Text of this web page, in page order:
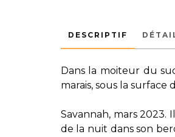
DESCRIPTIF
Dans la moiteur du
marais, sous la surface
Savannah, mars 2023.
de la nuit dans son